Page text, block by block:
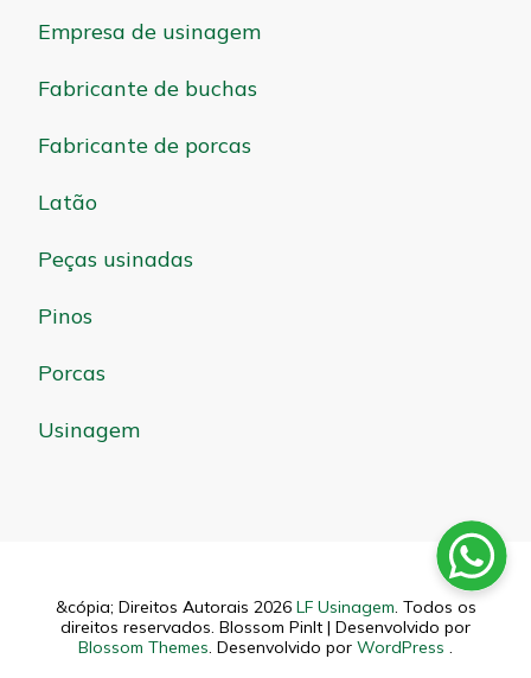
Empresa de usinagem
Fabricante de buchas
Fabricante de porcas
Latão
Peças usinadas
Pinos
Porcas
Usinagem
&cópia; Direitos Autorais 2026 LF Usinagem. Todos os
direitos reservados. Blossom PinIt | Desenvolvido por
Blossom Themes. Desenvolvido por WordPress .